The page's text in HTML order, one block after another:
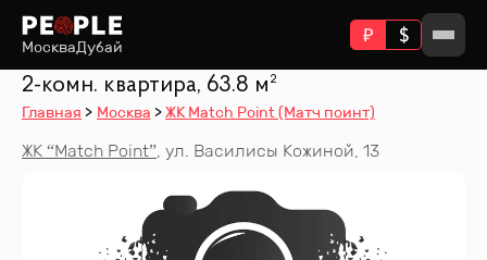
МоскваДубай
2-комн. квартира, 63.8 м²
Главная Москва ЖК Match Point (Матч поинт)
ЖК “Match Point”, ул. Василисы Кожиной, 13